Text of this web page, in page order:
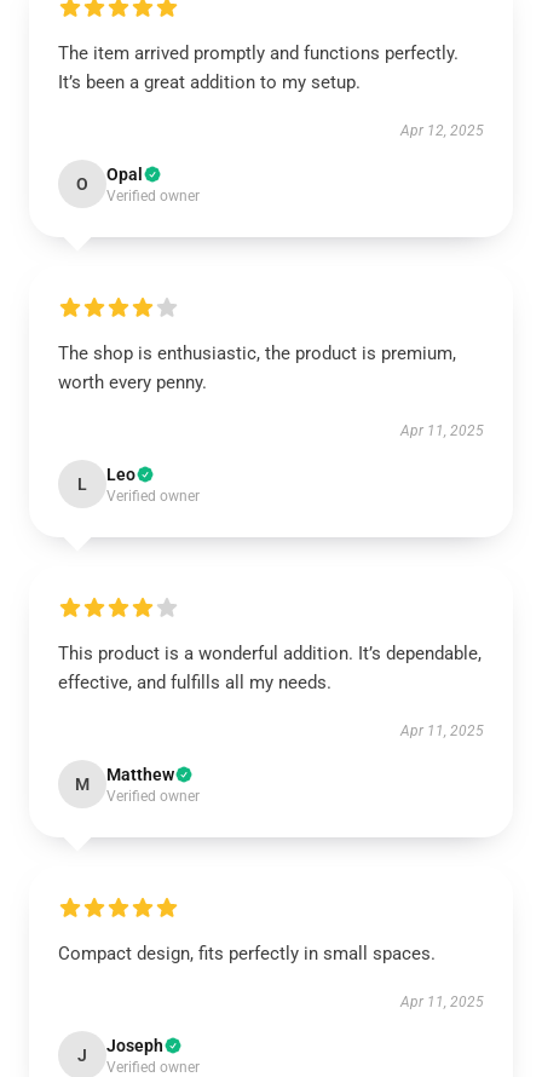
The item arrived promptly and functions perfectly.
It’s been a great addition to my setup.
Apr 12, 2025
O Opal
Verified owner
The shop is enthusiastic, the product is premium,
worth every penny.
Apr 11, 2025
L Leo
Verified owner
This product is a wonderful addition. It’s dependable,
effective, and fulfills all my needs.
Apr 11, 2025
M Matthew
Verified owner
Compact design, fits perfectly in small spaces.
Apr 11, 2025
J Joseph
Verified owner